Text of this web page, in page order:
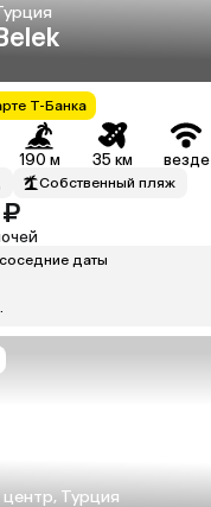
Т-Банка
190 м 35 км везде
Собственный пляж
даты
Турция